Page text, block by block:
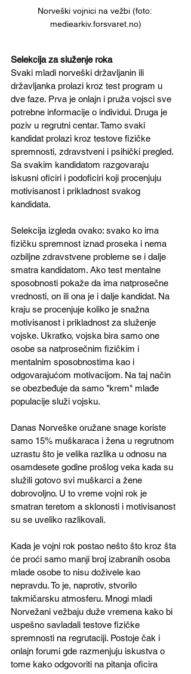
Norveški vojnici na vežbi (foto:
mediearkiv.forsvaret.no)
Selekcija za služenje roka
Svaki mladi norveški državljanin ili
državljanka prolazi kroz test program u
dve faze. Prva je onlajn i pruža vojsci sve
potrebne informacije o individui. Druga je
poziv u regrutni centar. Tamo svaki
kandidat prolazi kroz testove fizičke
spremnosti, zdravstveni i psihički pregled.
Sa svakim kandidatom razgovaraju
iskusni oficiri i podoficiri koji procenjuju
motivisanost i prikladnost svakog
kandidata.
Selekcija izgleda ovako: svako ko ima
fizičku spremnost iznad proseka i nema
ozbiljne zdravstvene probleme se i dalje
smatra kandidatom. Ako test mentalne
sposobnosti pokaže da ima natprosečne
vrednosti, on ili ona je i dalje kandidat. Na
kraju se procenjuje koliko je snažna
motivisanost i prikladnost za služenje
vojske. Ukratko, vojska bira samo one
osobe sa natprosečnim fizičkim i
mentalnim sposobnostima kao i
odgovarajućom motivacijom. Na taj način
se obezbeđuje da samo "krem" mlađe
populacije služi vojsku.
Danas Norveške oružane snage koriste
samo 15% muškaraca i žena u regrutnom
uzrastu što je velika razlika u odnosu na
osamdesete godine prošlog veka kada su
služili gotovo svi muškarci a žene
dobrovoljno. U to vreme vojni rok je
smatran teretom a sklonosti i motivisanost
su se uveliko razlikovali.
Kada je vojni rok postao nešto što kroz šta
će proći samo manji broj izabranih osoba
mlade osobe to nisu doživele kao
nepravdu. To je, naprotiv, stvorilo
takmičarsku atmosferu. Mnogi mladi
Norvežani vežbaju duže vremena kako bi
uspešno savladali testove fizičke
spremnosti na regrutaciji. Postoje čak i
onlajn forumi gde razmenjuju iskustva o
tome kako odgovoriti na pitanja oficira